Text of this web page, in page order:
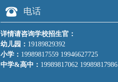
电话
뀰
详情请咨询学校招生官：
幼儿园： 19189829392
小学： 19989817559 19946627725
中学&高中： 19989817062 19989817986